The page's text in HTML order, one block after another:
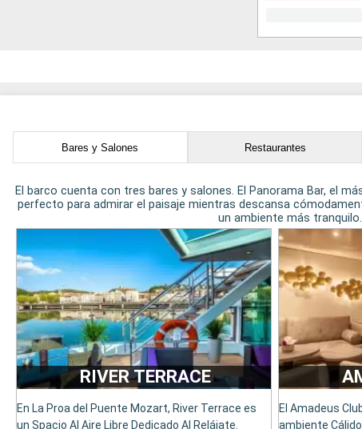
Bares y Salones Restaurantes
El barco cuenta con tres bares y salones. El Panorama Bar, el
perfecto para admirar el paisaje mientras descansa
un ambiente más
RIVER TERRACE
En La Proa del Puente Mozart, River Terrace es
un Spacio Al Aire Libre Dedicado Al Relájate.
El Amadeus
ambiente